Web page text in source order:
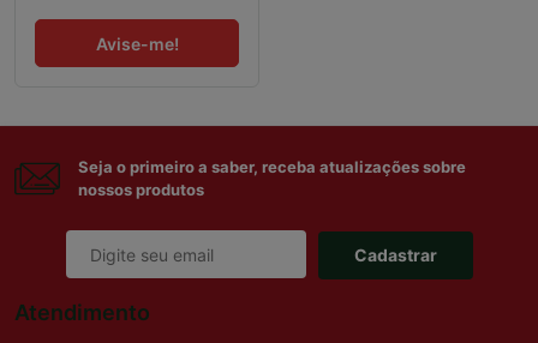
Avise-me!
Seja o primeiro a saber, receba atualizações sobre
nossos produtos
Cadastrar
Atendimento